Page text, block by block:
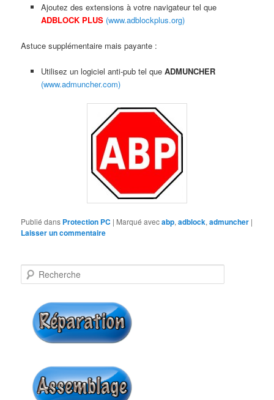
Ajoutez des extensions à votre navigateur tel que
ADBLOCK PLUS (www.adblockplus.org)
Astuce supplémentaire mais payante :
Utilisez un logiciel anti-pub tel que ADMUNCHER
(www.admuncher.com)
Publié dans Protection PC | Marqué avecabp,adblock,admuncher |
Laisser un commentaire
e